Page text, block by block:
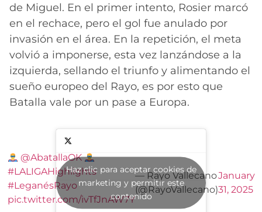
de Miguel. En el primer intento, Rosier marcó
en el rechace, pero el gol fue anulado por
invasión en el área. En la repetición, el meta
volvió a imponerse, esta vez lanzándose a la
izquierda, sellando el triunfo y alimentando el
sueño europeo del Rayo, es por esto que
Batalla vale por un pase a Europa.
@AbatallaOK
#LALIGAHighlights
#LeganésRayo
pic.twitter.com/ivTfJnAW7Y
— Rayo Vallecano
(@RayoVallecano)
January
31, 2025
Haz clic para aceptar cookies de
marketing y permitir este
contenido